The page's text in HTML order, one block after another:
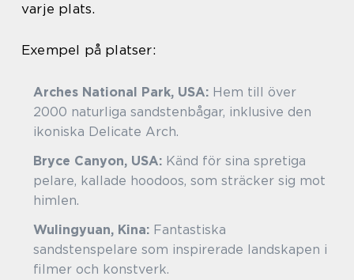
varje plats.
Exempel på platser:
Arches National Park, USA: Hem till över
2000 naturliga sandstenbågar, inklusive den
ikoniska Delicate Arch.
Bryce Canyon, USA: Känd för sina spretiga
pelare, kallade hoodoos, som sträcker sig mot
himlen.
Wulingyuan, Kina: Fantastiska
sandstenspelare som inspirerade landskapen i
filmer och konstverk.